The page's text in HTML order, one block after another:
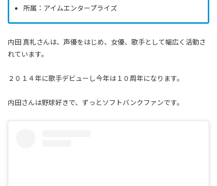
所属：アイムエンタープライズ
内田 真礼さんは、声優をはじめ、女優、歌手として幅広く活動さ
れています。
２０１４年に歌手デビューし今年は１０周年になります。
内田さんは野球好きで、ずっとソフトバンクファンです。